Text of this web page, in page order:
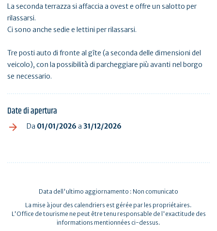
La seconda terrazza si affaccia a ovest e offre un salotto per
rilassarsi.
Ci sono anche sedie e lettini per rilassarsi.
Tre posti auto di fronte al gîte (a seconda delle dimensioni del
veicolo), con la possibilità di parcheggiare più avanti nel borgo
se necessario.
Date di apertura
Da 01/01/2026 a 31/12/2026
Data dell'ultimo aggiornamento : Non comunicato
La mise à jour des calendriers est gérée par les propriétaires.
L'Office de tourisme ne peut être tenu responsable de l'exactitude des
informations mentionnées ci-dessus.